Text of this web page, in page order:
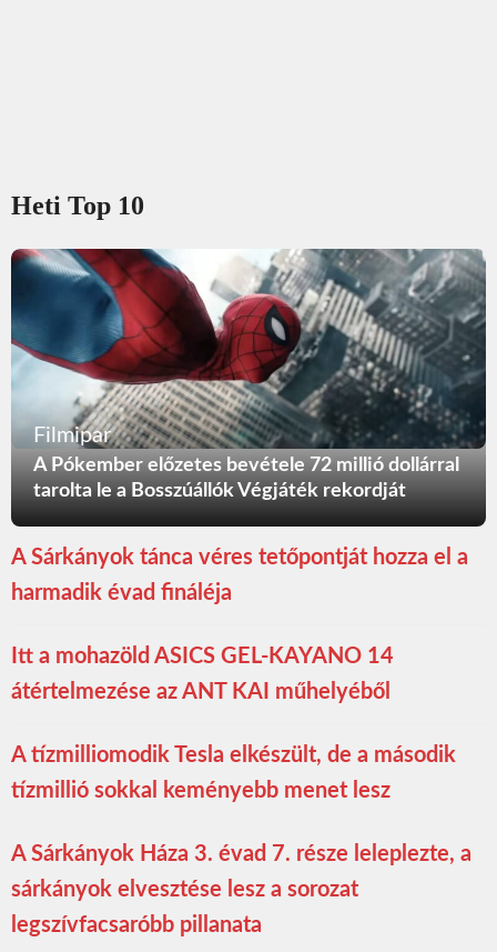
Heti Top 10
Filmipar
A Pókember előzetes bevétele 72 millió dollárral
tarolta le a Bosszúállók Végjáték rekordját
A Sárkányok tánca véres tetőpontját hozza el a
harmadik évad fináléja
Itt a mohazöld ASICS GEL-KAYANO 14
átértelmezése az ANT KAI műhelyéből
A tízmilliomodik Tesla elkészült, de a második
tízmillió sokkal keményebb menet lesz
A Sárkányok Háza 3. évad 7. része leleplezte, a
sárkányok elvesztése lesz a sorozat
legszívfacsaróbb pillanata